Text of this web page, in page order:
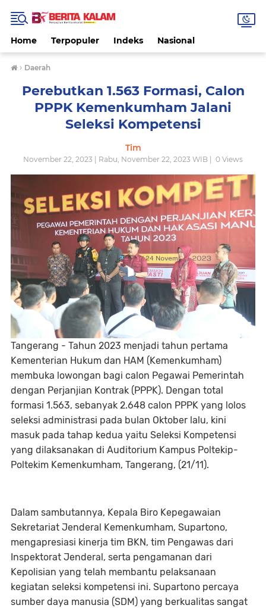
Home Terpopuler Indeks Nasional
› Daerah
Perebutkan 1.563 Formasi, Calon
PPPK Kemenkumham Jalani
Seleksi Kompetensi
Tim
November 22, 2023 | Rabu, November 22, 2023 WIB | 0 Views
Tangerang - Tahun 2023 menjadi tahun pertama
Kementerian Hukum dan HAM (Kemenkumham)
membuka lowongan bagi calon Pegawai Pemerintah
dengan Perjanjian Kontrak (PPPK). Dengan total
formasi 1.563, sebanyak 2.648 calon PPPK yang lolos
seleksi administrasi pada bulan Oktober lalu, kini
masuk pada tahap kedua yaitu Seleksi Kompetensi
yang dilaksanakan di Auditorium Kampus Poltekip-
Poltekim Kemenkumham, Tangerang, (21/11).
Dalam sambutannya, Kepala Biro Kepegawaian
Sekretariat Jenderal Kemenkumham, Supartono,
mengapresiasi kinerja tim BKN, tim Pengawas dari
Inspektorat Jenderal, serta pengamanan dari
Kepolisian yang telah membantu pelaksanaan
kegiatan seleksi kompetensi ini. Supartono percaya
sumber daya manusia (SDM) yang berkualitas sangat